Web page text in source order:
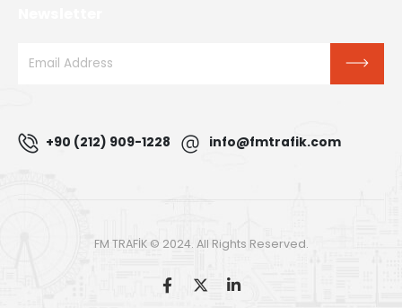
+90 (212) 909-1228 info@fmtrafik.com
FM TRAFİK © 2024. All Rights Reserved.